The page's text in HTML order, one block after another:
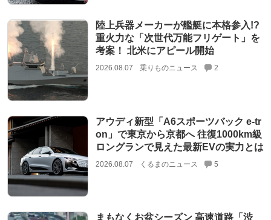
陸上兵器メーカーが艦艇に本格参入!?
重火力な「次世代万能フリゲート」を
考案！ 北米にアピール開始
2026.08.07 乗りものニュース 2
アウディ新型「A6スポーツバック e-tr
on」で東京から京都へ 往復1000km級
ロングランで見えた最新EVの実力とは
2026.08.07 くるまのニュース 5
まもなくお盆シーズン 高速道路「渋